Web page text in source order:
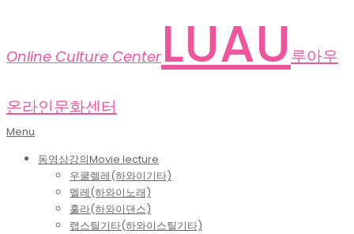
Online Culture Center LUAU 루아우
온라인문화센터
Primary
Menu
Menu
동영상강의Movie lecture
우쿨렐레(하와이기타)
멜레(하와이노래)
훌라(하와이댄스)
랩스틸기타(하와이스틸기타)